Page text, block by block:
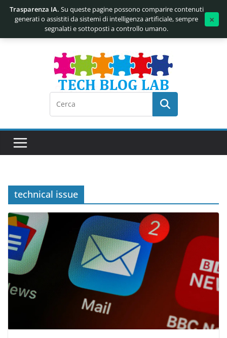
technical issue
Trasparenza IA. Su queste pagine possono comparire contenuti
generati o assistiti da sistemi di intelligenza artificiale, sempre
segnalati e sottoposti a controllo umano.
×